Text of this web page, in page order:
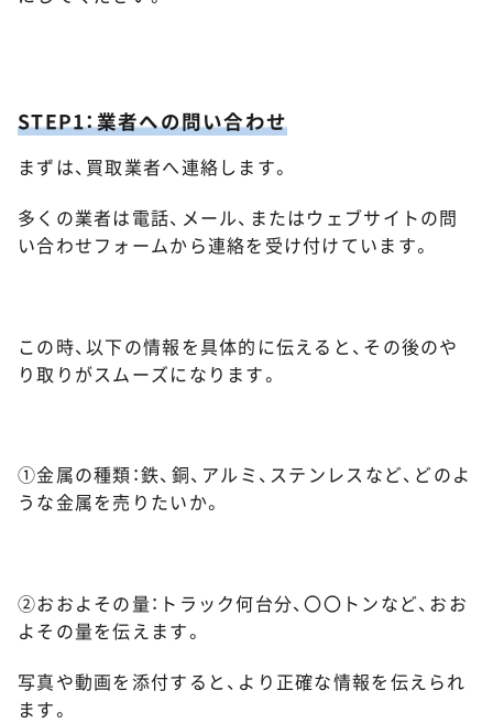
STEP1：業者への問い合わせ
まずは、買取業者へ連絡します。
多くの業者は電話、メール、またはウェブサイトの問
い合わせフォームから連絡を受け付けています。
この時、以下の情報を具体的に伝えると、その後のや
り取りがスムーズになります。
①金属の種類：鉄、銅、アルミ、ステンレスなど、どのよ
うな金属を売りたいか。
②おおよその量：トラック何台分、〇〇トンなど、おお
よその量を伝えます。
写真や動画を添付すると、より正確な情報を伝えられ
ます。